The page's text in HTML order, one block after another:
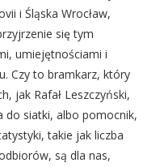
i Śląska Wrocław,
się tym
umiejętnościami i
Czy to bramkarz, który
jak Rafał Leszczyński,
do siatki, albo pomocnik,
takie jak liczba
są dla nas,